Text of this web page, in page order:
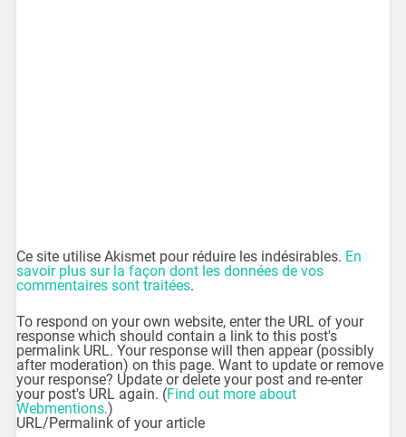
Ce site utilise Akismet pour réduire les indésirables. En
savoir plus sur la façon dont les données de vos
commentaires sont traitées.
To respond on your own website, enter the URL of your
response which should contain a link to this post's
permalink URL. Your response will then appear (possibly
after moderation) on this page. Want to update or remove
your response? Update or delete your post and re-enter
your post's URL again. (Find out more about
Webmentions.)
URL/Permalink of your article